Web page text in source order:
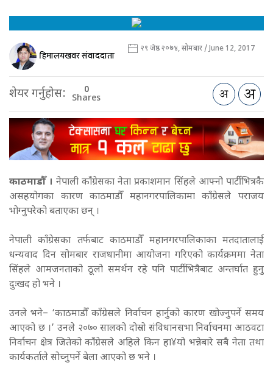
हिमालयखवर संवाददाता २९ जेष्ठ २०७४, सोमबार / June 12, 2017
शेयर गर्नुहोस: 0
Shares
काठमाडौँ । नेपाली काँग्रेसका नेता प्रकाशमान सिंहले आफ्नो पार्टीभित्रकै
असहयोगका कारण काठमाडौँ महानगरपालिकामाकाँग्रेसले पराजय
भोग्नुपरेको बताएका छन् ।
नेपाली काँग्रेसका तर्फबाट काठमाडौँ महानगरपालिकाका मतदातालाई
धन्यवाद दिन सोमबार राजधानीमा आयोजना गरिएको कार्यक्रममा नेता
सिंहले आमजनताको ठूलो समर्थन रहे पनि पार्टीभित्रैबाट अन्तर्घात हुनु
दुःखद हो भने ।
उनले भने– ‘काठमाडौँ काँग्रेसले निर्वाचन हार्नुको कारण खोज्नुपर्ने समय
आएको छ ।’ उनले २०७० सालको दोस्रो संविधानसभा निर्वाचनमा आठवटा
निर्वाचन क्षेत्र जितेको काँग्रेसले अहिले किन हा¥यो भन्नेबारे सबै नेता तथा
कार्यकर्ताले सोच्नुपर्ने बेला आएको छ भने ।